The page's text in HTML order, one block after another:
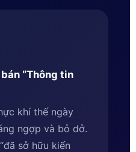
“Thông tin
khí thế ngày
ngợp và bỏ dở.
sở hữu kiến